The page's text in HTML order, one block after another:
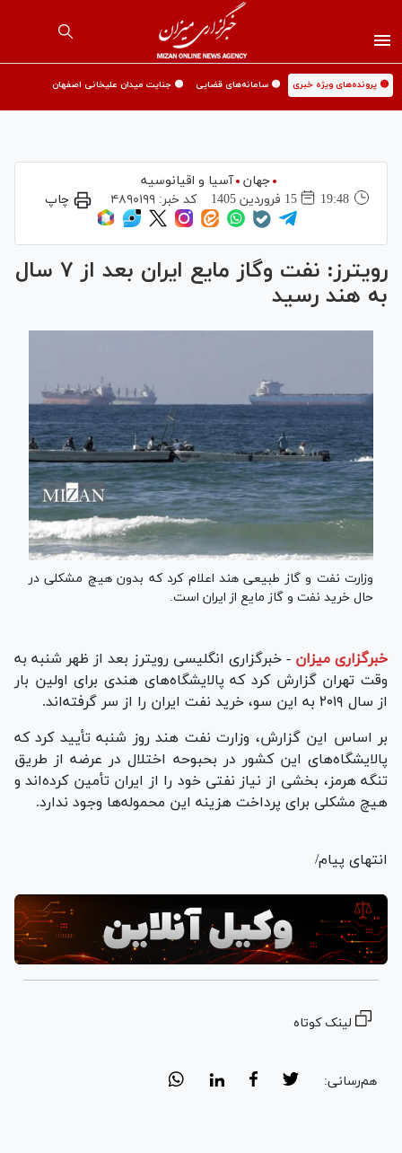
🟡 پرونده‌های ویژه خبری 🟡 سامانه‌های قضایی 🟡 جنایت میدان علیخانی اصفهان
جهان
آسیا و اقیانوسیه
19:48
15 فروردين 1405 کد خبر:۴۸۹۰۱۹۹ چاپ
رویترز: نفت وگاز مایع ایران بعد از ۷ سال
به هند رسید
وزارت نفت و گاز طبیعی هند اعلام کرد که بدون هیچ مشکلی در
حال خرید نفت و گاز مایع از ایران است.
خبرگزاری میزان - خبرگزاری انگلیسی رویترز بعد از ظهر شنبه به
وقت تهران گزارش کرد که پالایشگاه‌های هندی برای اولین بار
از سال ۲۰۱۹ به این سو، خرید نفت ایران را از سر گرفته‌اند.
بر اساس این گزارش، وزارت نفت هند روز شنبه تأیید کرد که
پالایشگاه‌های این کشور در بحبوحه اختلال در عرضه از طریق
تنگه هرمز، بخشی از نیاز نفتی خود را از ایران تأمین کرده‌اند و
هیچ مشکلی برای پرداخت هزینه این محموله‌ها وجود ندارد.
انتهای پیام/
لینک کوتاه
هم‌رسانی: